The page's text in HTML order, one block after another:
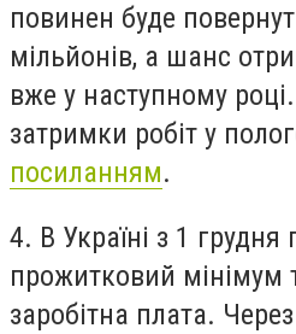
повинен буде
мільйонів, а шанс
вже у наступному
затримки робіт у
посиланням.
4. В Україні з 1
прожитковий мінімум
заробітна плата.